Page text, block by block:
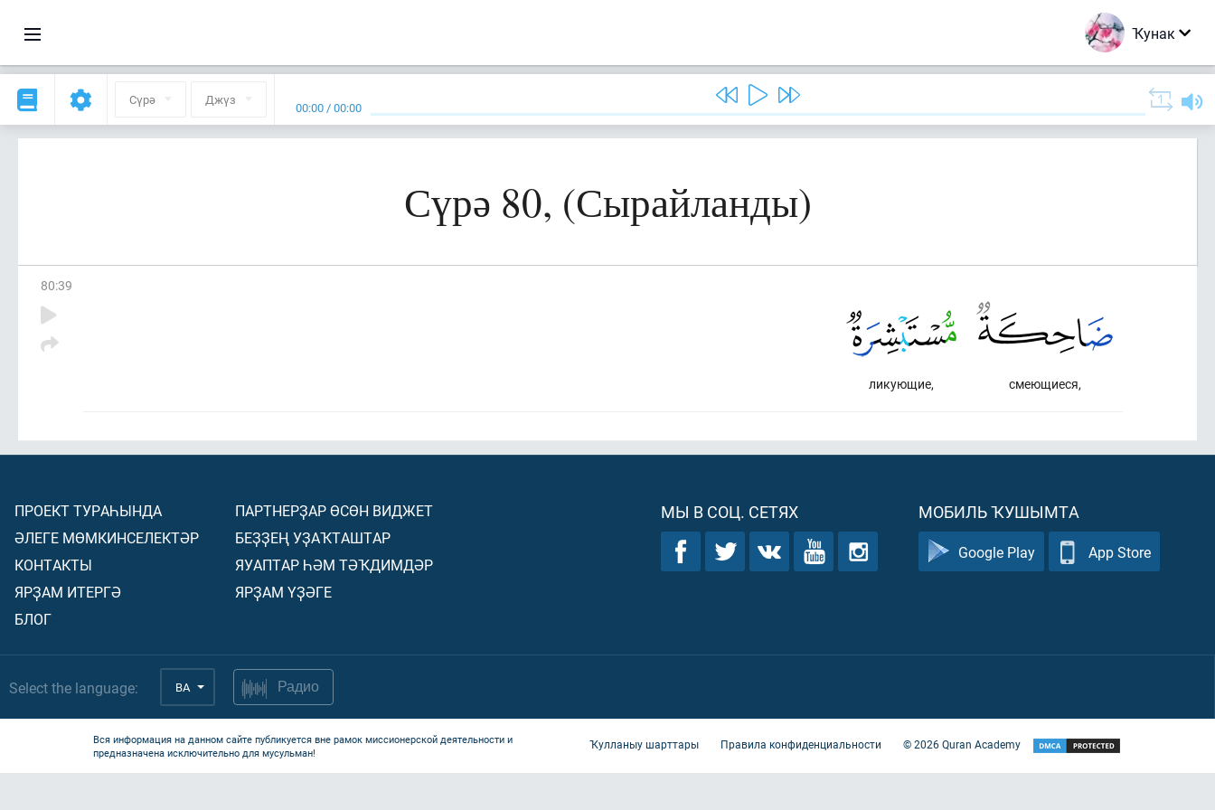
Ҡунак
Сүрә Джүз 00:00 /00:00
Сүрә 80, (Сырайланды)
80:39
смеющиеся,
ликующие,
ПРОЕКТ ТУРАҺЫНДА
ӘЛЕГЕ МӨМКИНСЕЛЕКТӘР
КОНТАКТЫ
ЯРҘАМ ИТЕРГӘ
БЛОГ
ПАРТНЕРҘАР ӨСӨН ВИДЖЕТ
БЕҘҘЕҢ УҘАҠТАШТАР
ЯУАПТАР ҺӘМ ТӘҠДИМДӘР
ЯРҘАМ ҮҘӘГЕ
МЫ В СОЦ. СЕТЯХ МОБИЛЬ ҠУШЫМТА
Google Play App Store
Select the language: BA Радио
Вся информация на данном сайте публикуется вне рамок миссионерской деятельности и
предназначена исключительно для мусульман!
Ҡулланыу шарттары Правила конфиденциальности ©2026Quran Academy